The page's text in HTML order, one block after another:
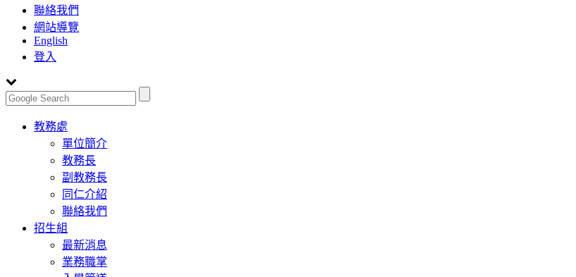
聯絡我們
網站導覽
English
登入
Toggle
navigation
教務處
單位簡介
教務長
副教務長
同仁介紹
聯絡我們
招生組
最新消息
業務職掌